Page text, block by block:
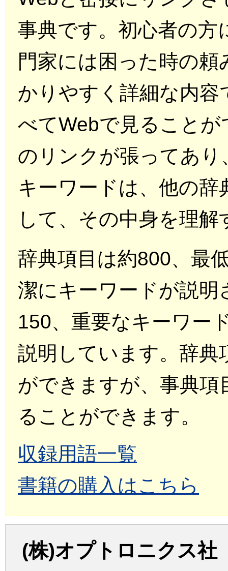
事典です。初心者の方
門家には困った時の
かりやすく詳細な内容
べてWebで見ること
のリンクが張ってあ
キーワードは、他の
して、その中身を理
辞典項目は約800、最
潔にキーワードが説明
150、重要なキーワー
説明しています。辞
ができますが、事典
ることができます。
収録用語一覧
書籍の購入はこちら
(株)オプトロニクス社